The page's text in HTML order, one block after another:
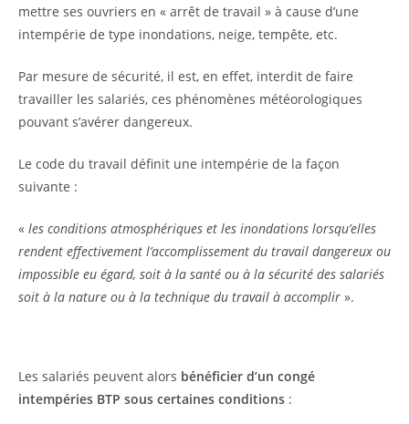
mettre ses ouvriers en « arrêt de travail » à cause d’une
intempérie de type inondations, neige, tempête, etc.
Par mesure de sécurité, il est, en effet, interdit de faire
travailler les salariés, ces phénomènes météorologiques
pouvant s’avérer dangereux.
Le code du travail définit une intempérie de la façon
suivante :
« les conditions atmosphériques et les inondations lorsqu’elles
rendent effectivement l’accomplissement du travail dangereux ou
impossible eu égard, soit à la santé ou à la sécurité des salariés
soit à la nature ou à la technique du travail à accomplir ».
Les salariés peuvent alors bénéficier d’un congé
intempéries BTP sous certaines conditions :